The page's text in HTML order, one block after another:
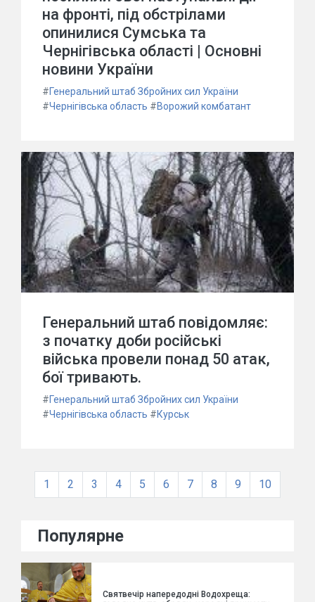
на фронті, під обстрілами
опинилися Сумська та
Чернігівська області | Основні
новини України
#Генеральний штаб Збройних сил України
#Чернігівська область #Ворожий комбатант
Генеральний штаб повідомляє:
з початку доби російські
війська провели понад 50 атак,
бої тривають.
#Генеральний штаб Збройних сил України
#Чернігівська область #Курськ
1 2 3 4 5 6 7 8 9 10
Популярне
Святвечір напередодні Водохреща: